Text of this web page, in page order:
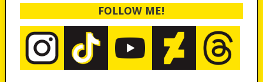
FOLLOW ME!